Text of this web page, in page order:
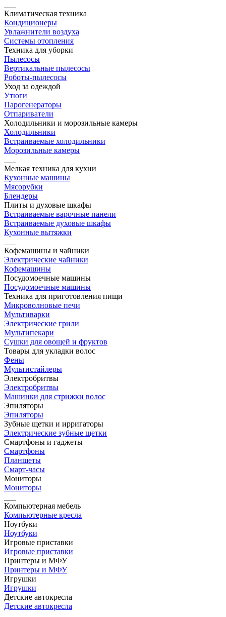
Климатическая техника
Кондиционеры
Увлажнители воздуха
Системы отопления
Техника для уборки
Пылесосы
Вертикальные пылесосы
Роботы-пылесосы
Уход за одеждой
Утюги
Парогенераторы
Отпариватели
Холодильники и морозильные камеры
Холодильники
Встраиваемые холодильники
Морозильные камеры
Мелкая техника для кухни
Кухонные машины
Мясорубки
Блендеры
Плиты и духовые шкафы
Встраиваемые варочные панели
Встраиваемые духовые шкафы
Кухонные вытяжки
Кофемашины и чайники
Электрические чайники
Кофемашины
Посудомоечные машины
Посудомоечные машины
Техника для приготовления пищи
Микроволновые печи
Мультиварки
Электрические грили
Мультипекари
Сушки для овощей и фруктов
Товары для укладки волос
Фены
Мультистайлеры
Электробритвы
Электробритвы
Машинки для стрижки волос
Эпиляторы
Эпиляторы
Зубные щетки и ирригаторы
Электрические зубные щетки
Смартфоны и гаджеты
Смартфоны
Планшеты
Смарт-часы
Мониторы
Мониторы
Компьютерная мебель
Компьютерные кресла
Ноутбуки
Ноутбуки
Игровые приставки
Игровые приставки
Принтеры и МФУ
Принтеры и МФУ
Игрушки
Игрушки
Детские автокресла
Детские автокресла